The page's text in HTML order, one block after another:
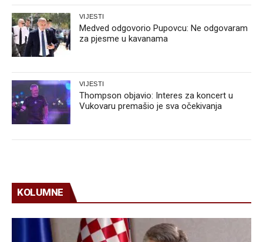
VIJESTI
Medved odgovorio Pupovcu: Ne odgovaram
za pjesme u kavanama
VIJESTI
Thompson objavio: Interes za koncert u
Vukovaru premašio je sva očekivanja
KOLUMNE